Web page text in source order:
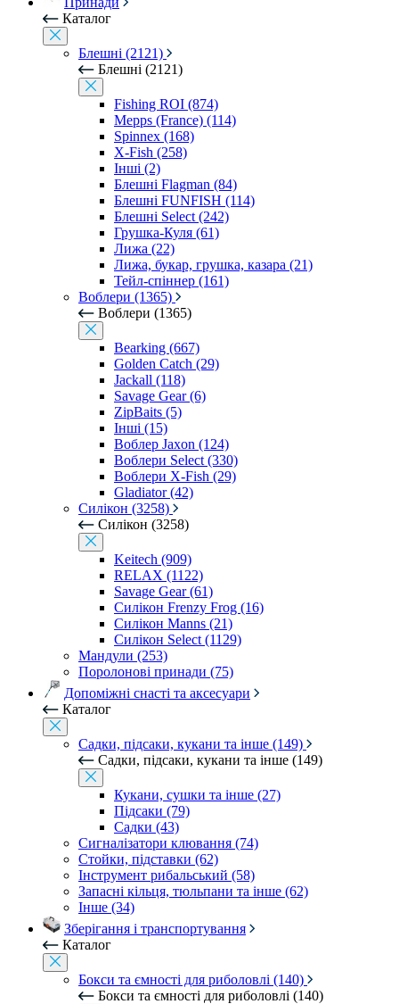
Каталог
Блешні (2121)
Блешні (2121)
Fishing ROI (874)
Mepps (France) (114)
Spinnex (168)
X-Fish (258)
Інші (2)
Блешні Flagman (84)
Блешні FUNFISH (114)
Блешні Select (242)
Грушка-Куля (61)
Лижа (22)
Лижа, букар, грушка, казара (21)
Тейл-спіннер (161)
Воблери (1365)
Воблери (1365)
Bearking (667)
Golden Catch (29)
Jackall (118)
Savage Gear (6)
ZipBaits (5)
Інші (15)
Воблер Jaxon (124)
Воблери Select (330)
Воблери X-Fish (29)
Gladiator (42)
Силікон (3258)
Силікон (3258)
Keitech (909)
RELAX (1122)
Savage Gear (61)
Силікон Frenzy Frog (16)
Силікон Manns (21)
Силікон Select (1129)
Мандули (253)
Поролонові принади (75)
Допоміжні снасті та аксесуари
Каталог
Садки, підсаки, кукани та інше (149)
Садки, підсаки, кукани та інше (149)
Кукани, сушки та інше (27)
Підсаки (79)
Садки (43)
Сигналізатори клювання (74)
Стойки, підставки (62)
Інструмент рибальський (58)
Запасні кільця, тюльпани та інше (62)
Інше (34)
Зберігання і транспортування
Каталог
Бокси та ємності для риболовлі (140)
Бокси та ємності для риболовлі (140)